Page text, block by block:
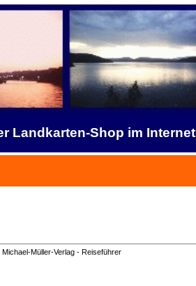
Landkarten-Shop im Internet
Müller-Verlag - Reiseführer